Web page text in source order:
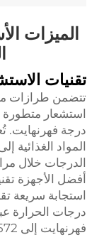
الميزات
تقنيات
تتضمن طرازات
درجة فهرنهايت.
المواد
الدرجات خلال
أفضل الأجهزة
استجابة سريعة
فهرنهايت إلى 572 درجة فهرنهايت.